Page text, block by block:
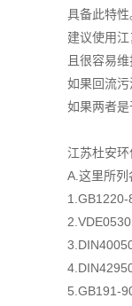
具备此特性
建议使用
且很容易
如果回流
如果两者
江苏杜安
A.这里所
1.GB1220-
5.GB191-